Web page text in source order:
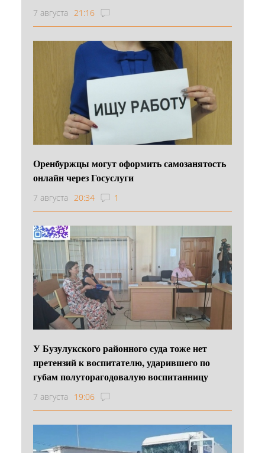
7 августа 21:16
Оренбуржцы могут оформить самозанятость
онлайн через Госуслуги
7 августа 20:34 1
У Бузулукского районного суда тоже нет
претензий к воспитателю, ударившего по
губам полуторагодовалую воспитанницу
7 августа 19:06